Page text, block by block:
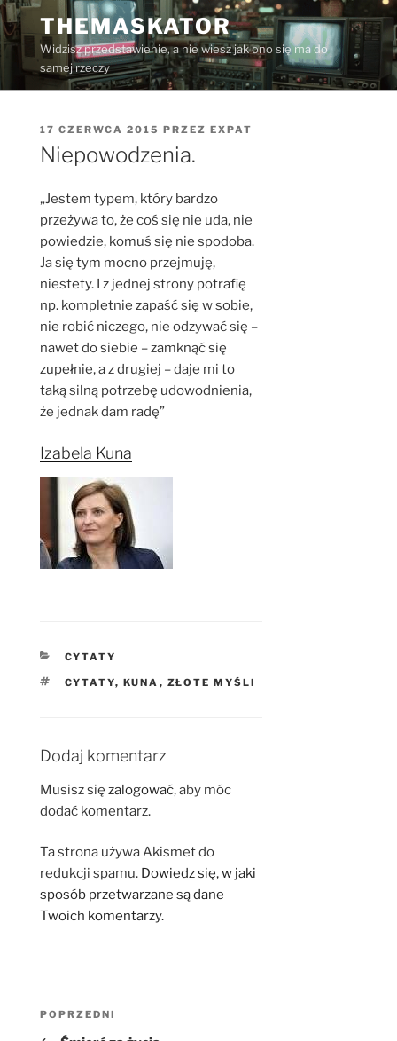
Przejdź
do
THEMASKATOR
Widzisz przedstawienie, a nie wiesz jak ono się ma do
samej rzeczy
OPUBLIKOWANE
W
17 CZERWCA 2015 PRZEZ EXPAT
Niepowodzenia.
„Jestem typem, który bardzo
przeżywa to, że coś się nie uda, nie
powiedzie, komuś się nie spodoba.
Ja się tym mocno przejmuję,
niestety. I z jednej strony potrafię
np. kompletnie zapaść się w sobie,
nie robić niczego, nie odzywać się –
nawet do siebie – zamknąć się
zupełnie, a z drugiej – daje mi to
taką silną potrzebę udowodnienia,
że jednak dam radę”
Izabela Kuna
KATEGORIE
CYTATY
TAGI
CYTATY, KUNA , ZŁOTE MYŚLI
Dodaj komentarz
Musisz się zalogować, aby móc
dodać komentarz.
Ta strona używa Akismet do
redukcji spamu. Dowiedz się, w jaki
sposób przetwarzane są dane
Twoich komentarzy.
Nawigacja
wpisu
Poprzedni
wpis
POPRZEDNI